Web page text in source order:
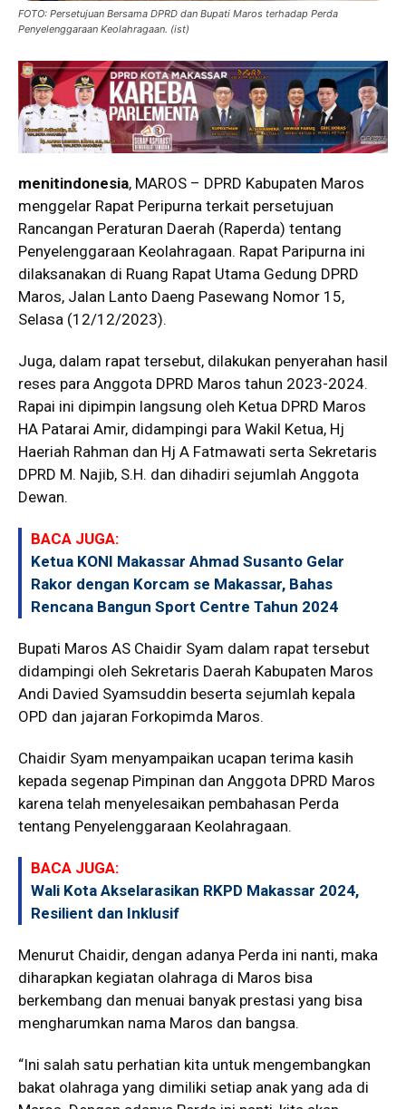
FOTO: Persetujuan Bersama DPRD dan Bupati Maros terhadap Perda
Penyelenggaraan Keolahragaan. (ist)
menitindonesia, MAROS – DPRD Kabupaten Maros
menggelar Rapat Peripurna terkait persetujuan
Rancangan Peraturan Daerah (Raperda) tentang
Penyelenggaraan Keolahragaan. Rapat Paripurna ini
dilaksanakan di Ruang Rapat Utama Gedung DPRD
Maros, Jalan Lanto Daeng Pasewang Nomor 15,
Selasa (12/12/2023).
Juga, dalam rapat tersebut, dilakukan penyerahan hasil
reses para Anggota DPRD Maros tahun 2023-2024.
Rapai ini dipimpin langsung oleh Ketua DPRD Maros
HA Patarai Amir, didampingi para Wakil Ketua, Hj
Haeriah Rahman dan Hj A Fatmawati serta Sekretaris
DPRD M. Najib, S.H. dan dihadiri sejumlah Anggota
Dewan.
BACA JUGA:
Ketua KONI Makassar Ahmad Susanto Gelar
Rakor dengan Korcam se Makassar, Bahas
Rencana Bangun Sport Centre Tahun 2024
Bupati Maros AS Chaidir Syam dalam rapat tersebut
didampingi oleh Sekretaris Daerah Kabupaten Maros
Andi Davied Syamsuddin beserta sejumlah kepala
OPD dan jajaran Forkopimda Maros.
Chaidir Syam menyampaikan ucapan terima kasih
kepada segenap Pimpinan dan Anggota DPRD Maros
karena telah menyelesaikan pembahasan Perda
tentang Penyelenggaraan Keolahragaan.
BACA JUGA:
Wali Kota Akselarasikan RKPD Makassar 2024,
Resilient dan Inklusif
Menurut Chaidir, dengan adanya Perda ini nanti, maka
diharapkan kegiatan olahraga di Maros bisa
berkembang dan menuai banyak prestasi yang bisa
mengharumkan nama Maros dan bangsa.
“Ini salah satu perhatian kita untuk mengembangkan
bakat olahraga yang dimiliki setiap anak yang ada di